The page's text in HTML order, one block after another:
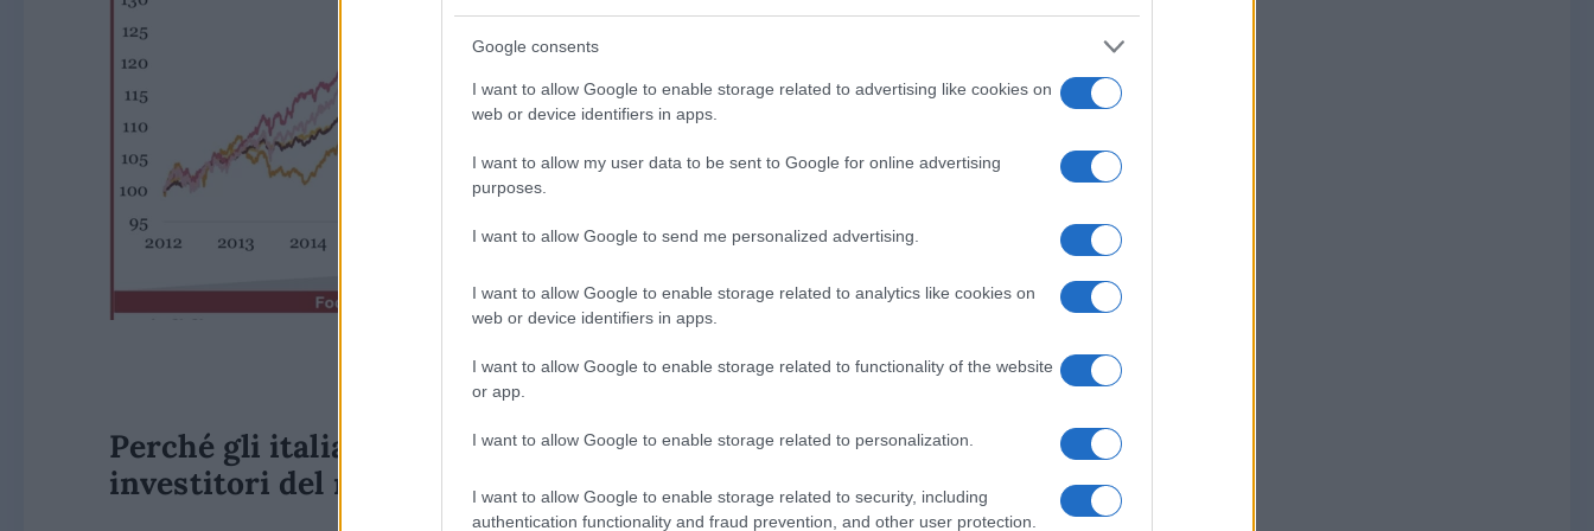
Google consents
I want to allow Google to enable storage related to advertising like cookies on
web or device identifiers in apps.
I want to allow my user data to be sent to Google for online advertising
purposes.
I want to allow Google to send me personalized advertising.
I want to allow Google to enable storage related to analytics like cookies on
web or device identifiers in apps.
I want to allow Google to enable storage related to functionality of the website
or app.
I want to allow Google to enable storage related to personalization.
I want to allow Google to enable storage related to security, including
authentication functionality and fraud prevention, and other user protection.
Perché gli italiani dovrebbero essere i più grandi
investitori del mondo in azioni